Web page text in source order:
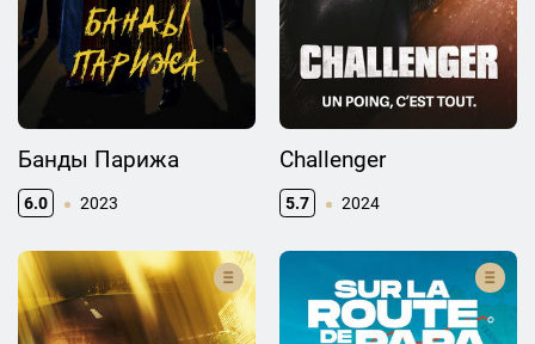
Банды Парижа
6.0 2023
Challenger
5.7 2024